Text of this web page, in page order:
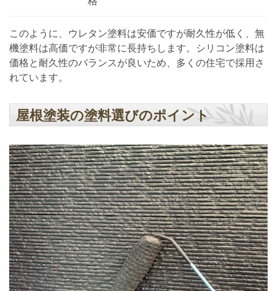
このように、ウレタン塗料は安価ですが耐久性が低く、無
機塗料は高価ですが非常に長持ちします。シリコン塗料は
価格と耐久性のバランスが良いため、多くの住宅で採用さ
れています。
屋根塗装の塗料選びのポイント